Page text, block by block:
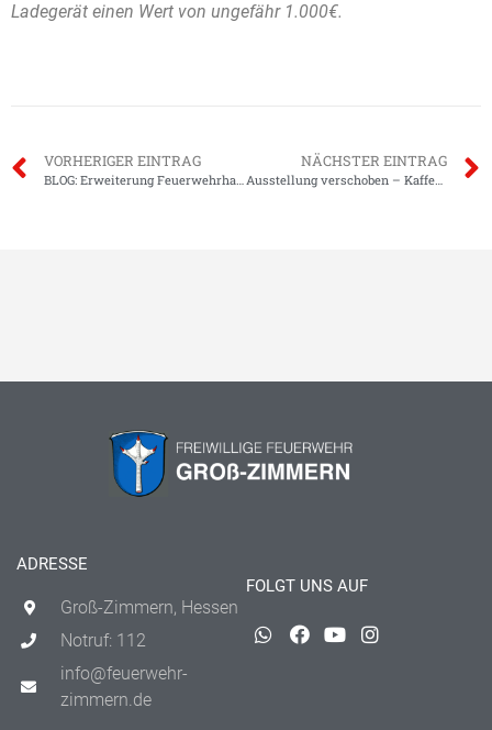
Ladegerät einen Wert von ungefähr 1.000€.
VORHERIGER EINTRAG
BLOG: Erweiterung Feuerwehrhaus Groß-Zimmern
NÄCHSTER EINTRAG
Ausstellung verschoben – Kaffee und Kuchen findet statt
ADRESSE
Groß-Zimmern, Hessen
Notruf: 112
info@feuerwehr-
zimmern.de
FOLGT UNS AUF